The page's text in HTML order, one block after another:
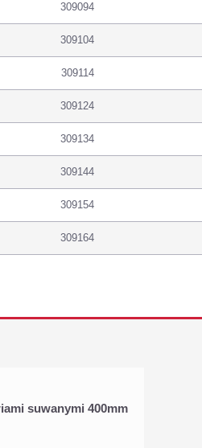
309094
309104
309114
309124
309134
309144
309154
309164
suwanymi 400mm